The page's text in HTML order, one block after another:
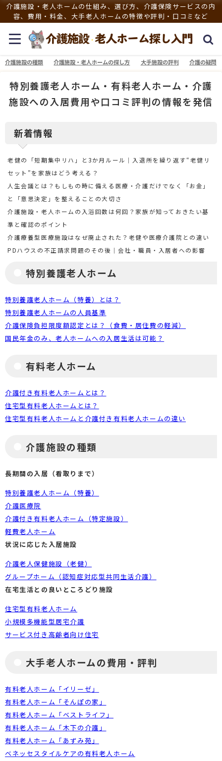
介護施設・老人ホームの仕組み、選び方、介護保険サービスの内
容、費用・料金、大手老人ホームの特徴や評判・口コミなど
介護施設の種類 介護施設・老人ホームの探し方 大手施設の評判 介護の疑問
特別養護老人ホーム・有料老人ホーム・介護
施設への入居費用や口コミ評判の情報を発信
新着情報
老健の「短期集中リハ」と3か月ルール｜入退所を繰り返す“老健リ
セット”を家族はどう考える？
人生会議とは？もしもの時に備える医療・介護だけでなく「お金」
と「意思決定」を整えることの大切さ
介護施設・老人ホームの入浴回数は何回？家族が知っておきたい基
準と確認のポイント
介護療養型医療施設はなぜ廃止された？老健や医療介護院との違い
PDハウスの不正請求問題のその後｜会社・職員・入居者への影響
特別養護老人ホーム
特別養護老人ホーム（特養）とは？
特別養護老人ホームの人員基準
介護保険負担限度額認定とは？（食費・居住費の軽減）
国民年金のみ、老人ホームへの入居生活は可能？
有料老人ホーム
介護付き有料老人ホームとは？
住宅型有料老人ホームとは？
住宅型有料老人ホームと介護付き有料老人ホームの違い
介護施設の種類
長期間の入居（看取りまで）
特別養護老人ホーム（特養）
介護医療院
介護付き有料老人ホーム（特定施設）
軽費老人ホーム
状況に応じた入居施設
介護老人保健施設（老健）
グループホーム（認知症対応型共同生活介護）
在宅生活との良いところどり施設
住宅型有料老人ホーム
小規模多機能型居宅介護
サービス付き高齢者向け住宅
大手老人ホームの費用・評判
有料老人ホーム「イリーゼ」
有料老人ホーム「そんぽの家」
有料老人ホーム「ベストライフ」
有料老人ホーム「木下の介護」
有料老人ホーム「あずみ苑」
ベネッセスタイルケアの有料老人ホーム